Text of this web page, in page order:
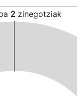
2 zinegotziak